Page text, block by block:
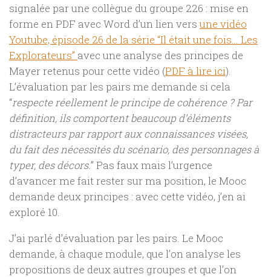
signalée par une collègue du groupe 226 : mise en
forme en PDF avec Word d’un lien vers une vidéo
Youtube, épisode 26 de la série “Il était une fois… Les
Explorateurs” avec une analyse des principes de
Mayer retenus pour cette vidéo (PDF à lire ici).
L’évaluation par les pairs me demande si cela
“respecte réellement le principe de cohérence ?Par
définition, ils comportent beaucoup d’éléments
distracteurs par rapport aux connaissances visées,
du fait des nécessités du scénario, des personnages à
typer, des décors.” Pas faux mais l’urgence
d’avancer me fait rester sur ma position, le Mooc
demande deux principes : avec cette vidéo, j’en ai
exploré 10.
J’ai parlé d’évaluation par les pairs. Le Mooc
demande, à chaque module, que l’on analyse les
propositions de deux autres groupes et que l’on